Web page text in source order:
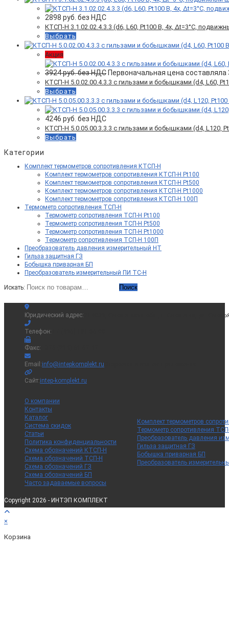
2898 руб. без НДС
КТСП-Н 3.1.02.02.4.3.3 (d6, L60, Pt100 B, 4х, Δt=3°C,
Выбрать
Акция
3924руб. без НДС Первоначальная цена составляла
КТСП-Н 5.0.02.00.4.3.3 c гильзами и бобышками (d4, L60,
Выбрать
4246 руб. без НДС
КТСП-Н 5.0.05.00.3.3.3 с гильзами и бобышками (d4, L120,
Выбрать
Категории
Комплект термометров сопротивления КТСП-Н
Комплект термометров сопротивления КТСП-Н Pt100
Комплект термометров сопротивления КТСП-Н Pt500
Комплект термометров сопротивления КТСП-Н Pt1000
Комплект термометров сопротивления КТСП-Н 100П
Термометр сопротивления ТСП-Н
Термометр сопротивления ТСП-Н Pt100
Термометр сопротивления ТСП-Н Pt500
Термометр сопротивления ТСП-Н Pt1000
Термометр сопротивления ТСП-Н 100П
Преобразователь давления измерительный НТ
Гильза защитная ГЗ
Бобышка приварная БП
Преобразователь измерительный ПИ ТС-Н
Искать: Поиск
Юридический адрес: 214036, Смоленская обл., г. Смоленск, ул.
Телефон:
Факс:
Email:info@intepkomplekt.ru
Сайт:intep-komplekt.ru
О компании
Контакты
Каталог
Система скидок
Статьи
Политика конфиденциальности
Схема обозначений КТСП-Н
Схема обозначений ТСП-Н
Схема обозначений ГЗ
Схема обозначений БП
Часто задаваемые вопросы
Комплект термометров
Термометр сопротивления
Преобразователь давления
Гильза защитная ГЗ
Бобышка приварная БП
Преобразователь
Copyright 2026 - ИНТЭП КОМПЛЕКТ
×
Корзина